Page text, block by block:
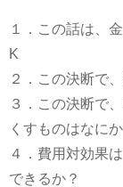
１．この話は、
K
２．この決断で
３．この決断で
くすものはなにか
４．費用対効果
できるか？